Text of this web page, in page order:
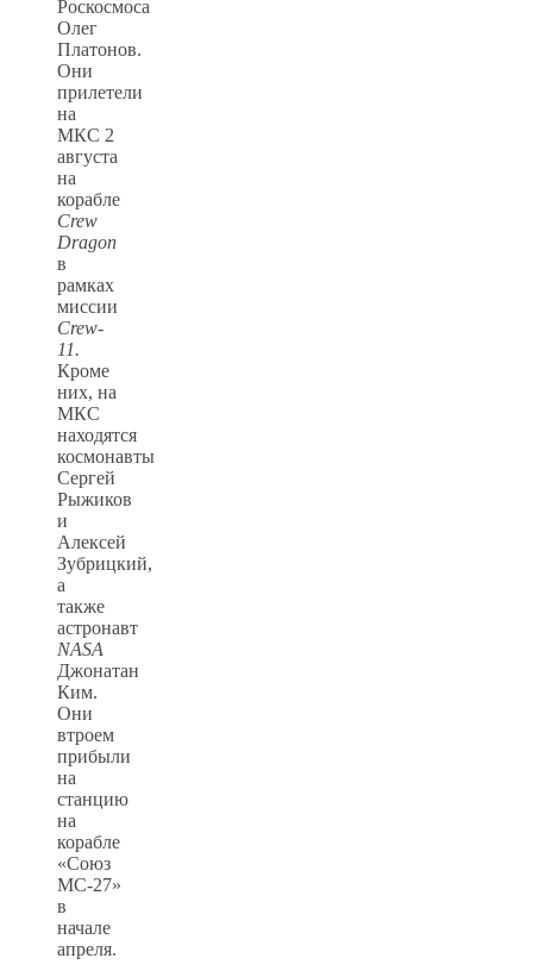
Роскосмоса
Олег
Платонов.
Они
прилетели
на
МКС 2
августа
на
корабле
Crew
Dragon
в
рамках
миссии
Crew-
11.
Кроме
них, на
МКС
находятся
космонавты
Сергей
Рыжиков
и
Алексей
Зубрицкий,
а
также
астронавт
NASA
Джонатан
Ким.
Они
втроем
прибыли
на
станцию
на
корабле
«Союз
МС-27»
в
начале
апреля.